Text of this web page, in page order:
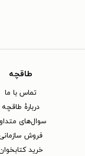
طاقچه
تماس با ما
دربارهٔ طاقچه
سوال‌های
فروش سازمانی
خرید